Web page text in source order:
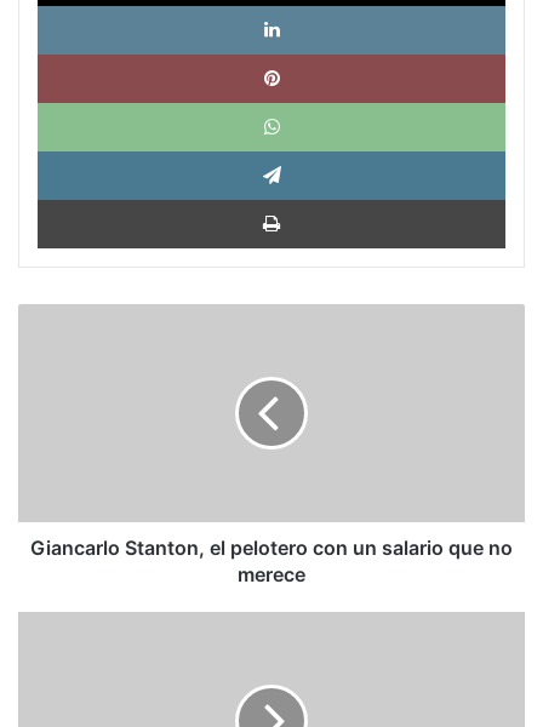
no
merece
Giancarlo Stanton, el pelotero con un salario que no
merece